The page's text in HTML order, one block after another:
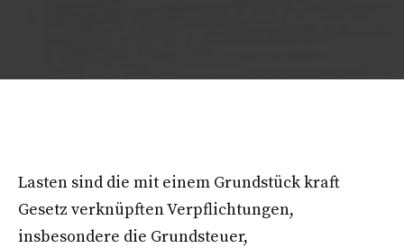
Lasten sind die mit einem Grundstück kraft
Gesetz verknüpften Verpflichtungen,
insbesondere die Grundsteuer,